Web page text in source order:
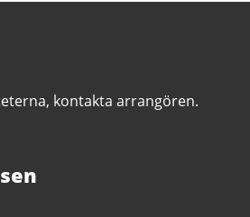
kontakta arrangören.